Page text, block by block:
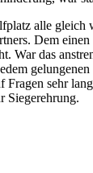
alle
Dem
das
sehr
Siegerehrung.